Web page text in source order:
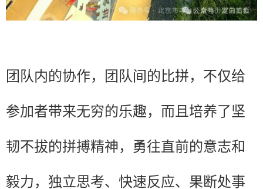
团队内的协作，团队间的比拼，不仅给
参加者带来无穷的乐趣，而且培养了坚
韧不拔的拼搏精神，勇往直前的意志和
毅力，独立思考、快速反应、果断处事